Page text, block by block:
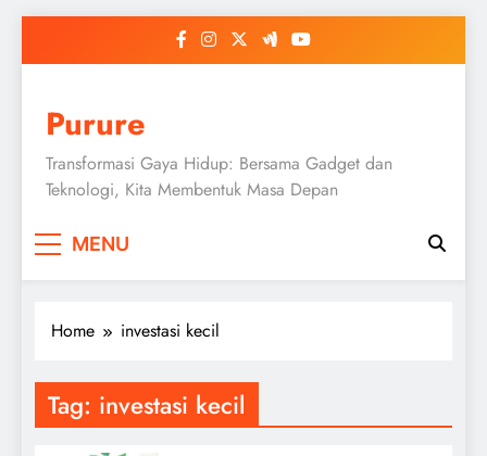
Purure
Transformasi Gaya Hidup: Bersama Gadget dan
Teknologi, Kita Membentuk Masa Depan
MENU
Home investasi kecil
Tag: investasi kecil